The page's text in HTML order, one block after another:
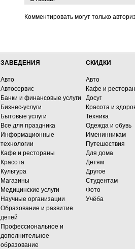
Комментировать могут только
ЗАВЕДЕНИЯ
Авто
Автосервис
Банки и финансовые услуги
Бизнес-услуги
Бытовые услуги
Все для праздника
Информационные
технологии
Кафе и рестораны
Красота
Культура
Магазины
Медицинские услуги
Научные организации
Образование и развитие
детей
Профессиональное и
дополнительное
образование
СКИДКИ
Авто
Кафе и
Досуг
Красота и
Техника
Одежда и обувь
Именинникам
Путешествия
Для дома
Детям
Другое
Студентам
Фото
Учёба